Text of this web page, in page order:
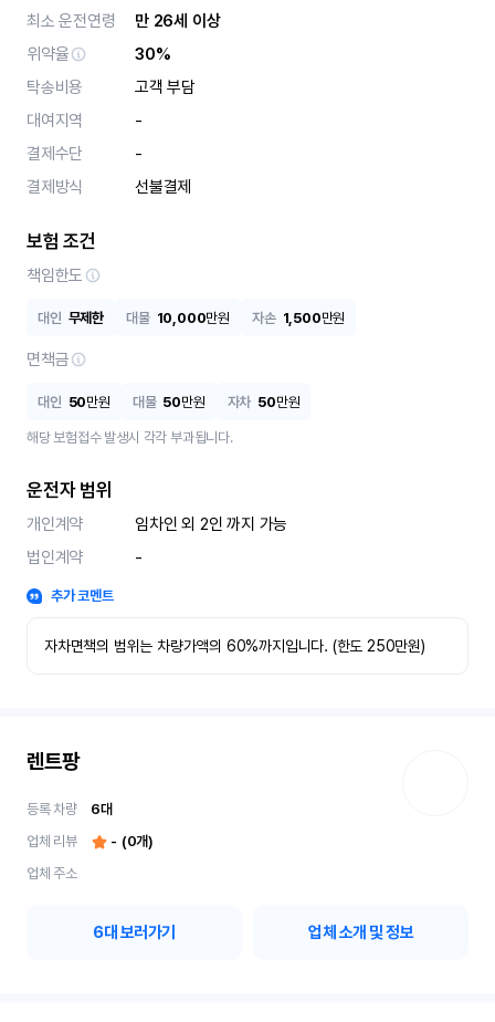
최소 운전연령
만 26세 이상
위약율
30%
탁송비용
고객 부담
대여지역
-
결제수단
-
결제방식
선불결제
보험 조건
책임한도
대인 무제한 대물 10,000만원 자손 1,500만원
면책금
대인 50만원 대물 50만원 자차 50만원
해당 보험접수 발생시 각각 부과됩니다.
운전자 범위
개인계약
임차인 외 2인 까지 가능
법인계약
-
추가 코멘트
자차면책의 범위는 차량가액의 60%까지입니다. (한도 250만원)
렌트팡
등록 차량 6대
업체 리뷰
- (0개)
업체 주소
6대 보러가기 업체 소개 및 정보